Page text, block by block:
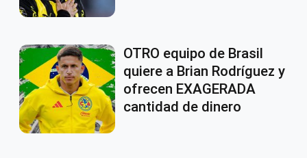
OTRO equipo de Brasil
quiere a Brian Rodríguez y
ofrecen EXAGERADA
cantidad de dinero